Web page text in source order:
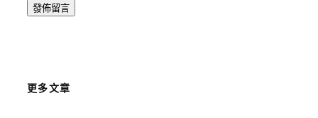
更多文章